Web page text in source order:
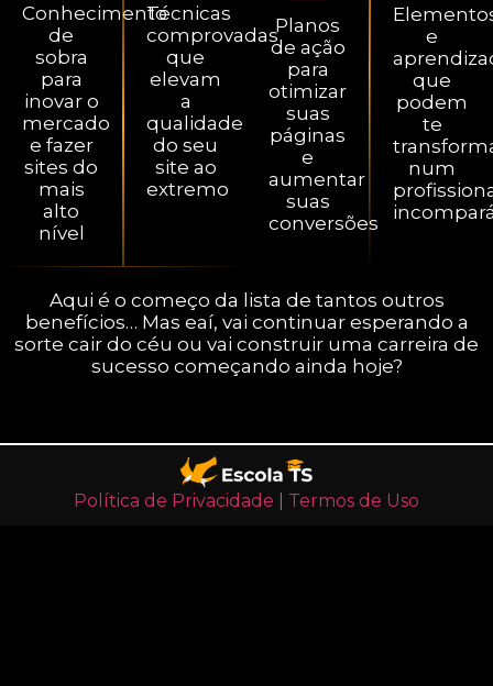
Conhecimento
de
sobra
para
inovar o
mercado
e fazer
sites do
mais
alto
nível
Técnicas
comprovadas
que
elevam
a
qualidade
do seu
site ao
extremo
Planos
de ação
para
otimizar
suas
páginas
e
aumentar
suas
conversões
e
que
podem
te
num
Aqui é o começo da lista de tantos outros
benefícios… Mas eaí, vai continuar esperando a
sorte cair do céu ou vai construir uma carreira de
sucesso começando ainda hoje?
Política de Privacidade Termos de Uso